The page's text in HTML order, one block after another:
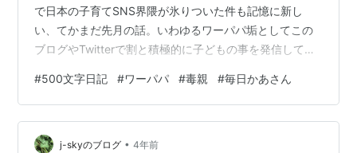
で日本の子育てSNS界隈が氷りついた件も記憶に新し
い、てかまだ先月の話。いわゆるワーパパ垢としてこの
ブログやTwitterで割と積極的に子どもの事を発信してい
らないけど、西原さんに関しては告発内容が全て事実で
も正直そんなに驚かない。それくらい良くも悪くも天才
と言うか異質な人だと思っているし、だからこそ創作も
人間も面白くなるタイプだと思っている。まあ「ママは
#500文字日記 #ワーパパ #毒親 #毎日かあさん
j-skyのブログ • 4年前